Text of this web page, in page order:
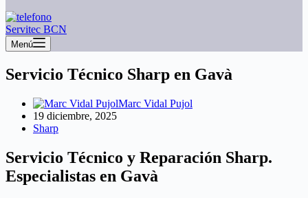
Servitec BCN
Menú
Servicio Técnico Sharp en Gavà
Marc Vidal Pujol
19 diciembre, 2025
Sharp
Servicio Técnico y Reparación Sharp.
Especialistas en Gavà